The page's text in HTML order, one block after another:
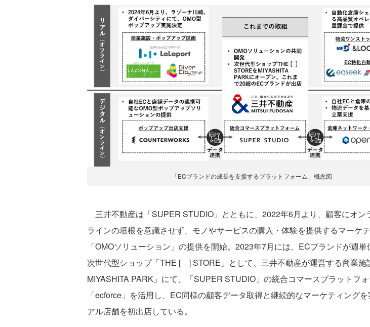
「ECブランドの成長を支援するプラットフォーム」概念図
三井不動産は「SUPER STUDIO」とともに、2022年6月より、顧客にオン
ラインの垣根を意識させず、モノやサービスの購入・体験を提供するマーケ
「OMOソリューション」の提供を開始。2023年7月には、ECブランドが週単
次世代型ショップ「THE [ ] STORE」として、三井不動産が運営する商業施
MIYASHITA PARK」にて、「SUPER STUDIO」の統合コマースプラットフ
「ecforce」を活用し、EC同様の顧客データ取得と継続的なマーケティングを
アル店舗を初出店している。